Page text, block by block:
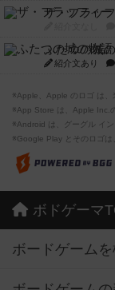
ザ・フラッ
ふたつの城
紹介文あり
※Apple、Apple のロゴ は、
※App Store は、Apple Inc.
※Android は、グーグル イ
※Google Play とそのロゴは
ボドゲーマ
ボードゲーム